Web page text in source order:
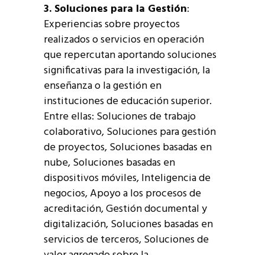
3. Soluciones para la Gestión:
Experiencias sobre proyectos
realizados o servicios en operación
que repercutan aportando soluciones
significativas para la investigación, la
enseñanza o la gestión en
instituciones de educación superior.
Entre ellas: Soluciones de trabajo
colaborativo, Soluciones para gestión
de proyectos, Soluciones basadas en
nube, Soluciones basadas en
dispositivos móviles, Inteligencia de
negocios, Apoyo a los procesos de
acreditación, Gestión documental y
digitalización, Soluciones basadas en
servicios de terceros, Soluciones de